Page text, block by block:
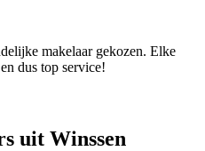
makelaar gekozen. Elke
dus top service!
uit Winssen